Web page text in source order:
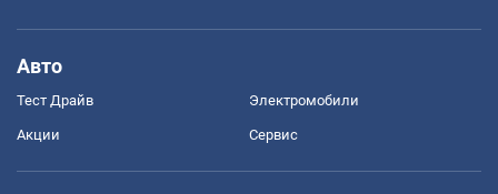
Авто
Тест Драйв Электромобили
Акции Сервис